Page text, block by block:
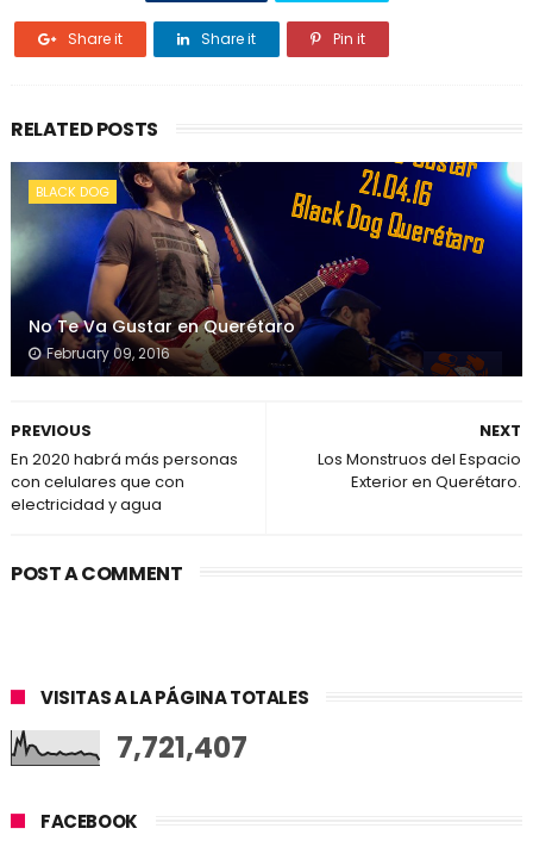
Share it Share it Pin it
RELATED POSTS
BLACK DOG
No Te Va Gustar en Querétaro
February 09, 2016
NEXT
Los Monstruos del Espacio
Exterior en Querétaro.
PREVIOUS
En 2020 habrá más personas
con celulares que con
electricidad y agua
POST A COMMENT
VISITAS A LA PÁGINA TOTALES
7,721,407
FACEBOOK